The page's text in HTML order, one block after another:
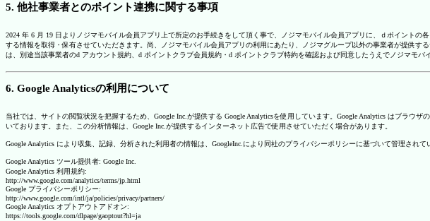
5. 他社事業者とのポイント連携に関する事項
2024 年 6 月 19 日よりノジマモバイル会員アプリ上で所定のお手続きをして頂く事で、ノジマモバイル会員アプリに、ｄポイント
する情報を取得・保有させていただきます。尚、ノジマモバイル会員アプリの利用にあたり、ノジマグループ以外の事業者が提供
は、別途当該事業者のd アカウント規約、d ポイントクラブ会員規約・d ポイントクラブ特約を確認および同意したうえでノジマモバ
6. Google Analyticsの利用について
当社では、サイトの閲覧状況を把握するため、Google Inc.が提供する Google Analyticsを使用しています。Google Analytics はブラ
いております。また、この分析情報は、Google Inc.が提供するインターネット広告で使用させていただく場合があります。
Google Analytics により収集、記録、分析された利用者の情報は、GoogleInc.により同社のプライバシーポリシーに基づいて管理されて
Google Analytics ツール提供者: Google Inc.
Google Analytics 利用規約:
http://www.google.com/analytics/terms/jp.html
Google プライバシーポリシー:
http://www.google.com/intl/ja/policies/privacy/partners/
Google Analytics オプトアウトアドオン:
https://tools.google.com/dlpage/gaoptout?hl=ja